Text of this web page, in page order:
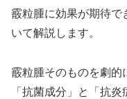
霰粒腫に効果が期待で
いて解説します。
霰粒腫そのものを劇的
「抗菌成分」と「抗